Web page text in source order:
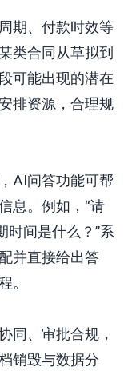
期、付款时效等
类合同从草拟到
可能出现的潜在
排资源，合理规
AI问答功能可帮
息。例如，“请
时间是什么？”系
并直接给出答
。
同、审批合规，
销毁与数据分